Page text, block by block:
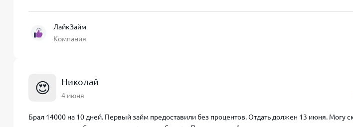
ЛайкЗайм
Компания
😍 Николай
4 июня
Брал 14000 на 10 дней. Первый займ предоставили без процентов. Отдать должен 13 июня. Могу